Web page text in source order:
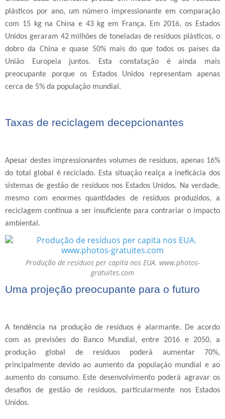
plásticos por ano, um número impressionante em comparação
com 15 kg na China e 43 kg em França. Em 2016, os Estados
Unidos geraram 42 milhões de toneladas de resíduos plásticos, o
dobro da China e quase 50% mais do que todos os países da
União Europeia juntos. Esta constatação é ainda mais
preocupante porque os Estados Unidos representam apenas
cerca de 5% da população mundial.
Taxas de reciclagem decepcionantes
Apesar destes impressionantes volumes de resíduos, apenas 16%
do total global é reciclado. Esta situação realça a ineficácia dos
sistemas de gestão de resíduos nos Estados Unidos. Na verdade,
mesmo com enormes quantidades de resíduos produzidos, a
reciclagem continua a ser insuficiente para contrariar o impacto
ambiental.
Produção de resíduos per capita nos EUA. www.photos-
gratuites.com
Uma projeção preocupante para o futuro
A tendência na produção de resíduos é alarmante. De acordo
com as previsões do Banco Mundial, entre 2016 e 2050, a
produção global de resíduos poderá aumentar 70%,
principalmente devido ao aumento da população mundial e ao
aumento do consumo. Este desenvolvimento poderá agravar os
desafios de gestão de resíduos, particularmente nos Estados
Unidos.